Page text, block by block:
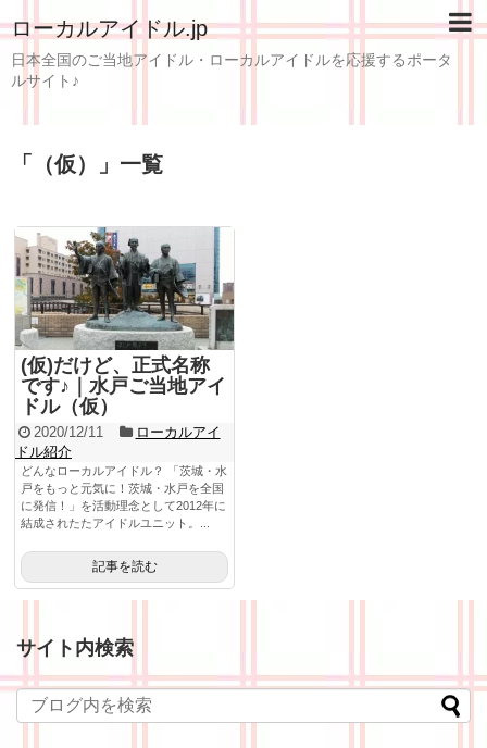
ローカルアイドル.jp
日本全国のご当地アイドル・ローカルアイドルを応援するポータ
ルサイト♪
「 （仮） 」 一覧
(仮)だけど、正式名称
です♪｜水戸ご当地アイ
ドル（仮）
2020/12/11
ローカルアイ
ドル紹介
どんなローカルアイドル？ 「茨城・水
戸をもっと元気に！茨城・水戸を全国
に発信！」を活動理念として2012年に
結成されたたアイドルユニット。...
記事を読む
サイト内検索